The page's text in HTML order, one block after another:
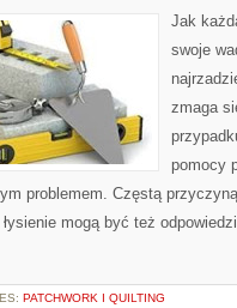
Jak
swoje
zmaga
pomocy
problemem. Częstą
mogą być też
PATCHWORK I QUILTING